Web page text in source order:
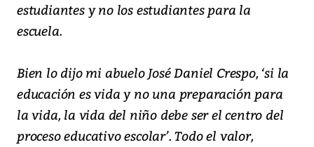
estudiantes y no los estudiantes para la
escuela.
Bien lo dijo mi abuelo José Daniel Crespo, ‘si la
educación es vida y no una preparación para
la vida, la vida del niño debe ser el centro del
proceso educativo escolar’. Todo el valor,